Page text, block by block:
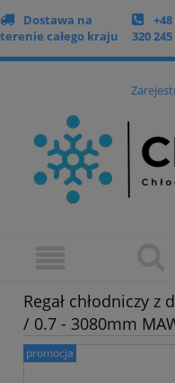
Dostawa na
terenie całego kraju
320 245
Regał chłodniczy z
/ 0.7 - 3080mm
promocja